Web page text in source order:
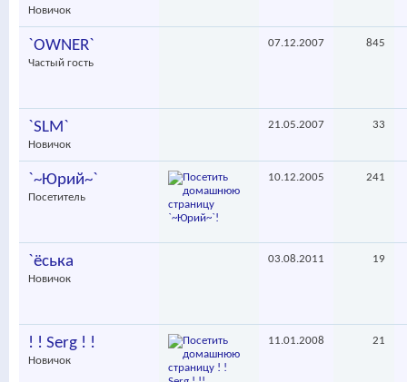
Новичок
`OWNER`
Частый гость
07.12.2007 845
`SLM`
Новичок
21.05.2007 33
`~Юрий~`
Посетитель
10.12.2005 241
`ёська
Новичок
03.08.2011 19
! ! Serg ! !
Новичок
11.01.2008 21